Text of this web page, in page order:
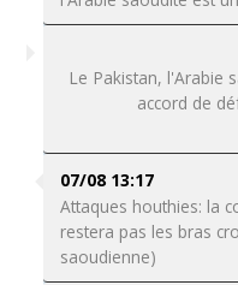
Le Pakistan, l'Arabie
accord de
07/08 13:17
Attaques houthies: la
restera pas les bras
saoudienne)